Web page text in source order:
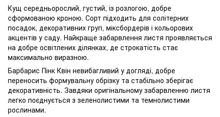
Кущ середньорослий, густий, із розлогою, добре
сформованою кроною. Сорт підходить для солітерних
посадок, декоративних груп, міксбордерів і кольорових
акцентів у саду. Найкраще забарвлення листя проявляється
на добре освітлених ділянках, де строкатість стає
максимально виразною.
Барбарис Пінк Квін невибагливий у догляді, добре
переносить формувальну обрізку та стабільно зберігає
декоративність. Завдяки оригінальному забарвленню листя
легко поєднується з зеленолистими та темнолистими
рослинами.